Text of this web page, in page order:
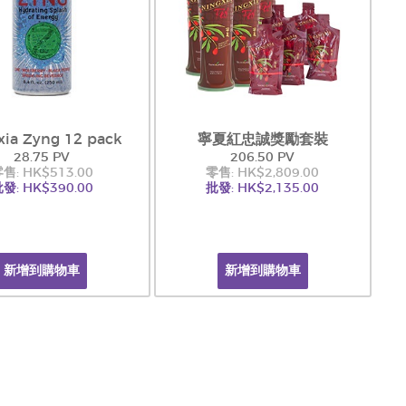
Zyng 12 pack
28.75 PV
售: HK$513.00
發: HK$390.00
新增到購物車
寧夏紅忠誠獎勵套裝
206.50 PV
零售: HK$2,809.00
批發: HK$2,135.00
新增到購物車